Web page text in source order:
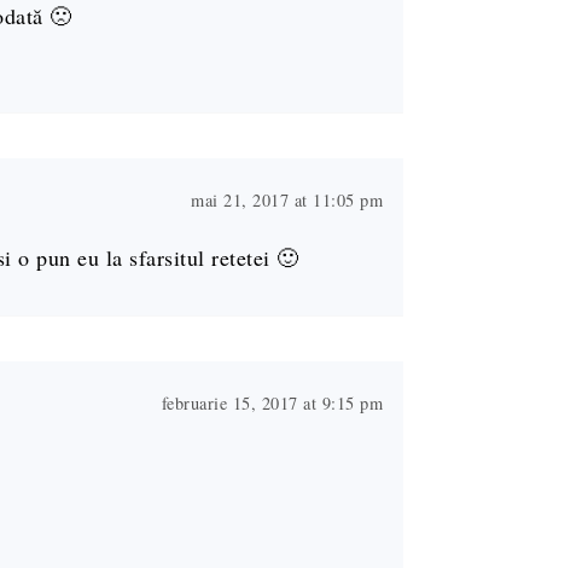
🙁
mai 21, 2017 at 11:05 pm
o pun eu la sfarsitul retetei 🙂
februarie 15, 2017 at 9:15 pm